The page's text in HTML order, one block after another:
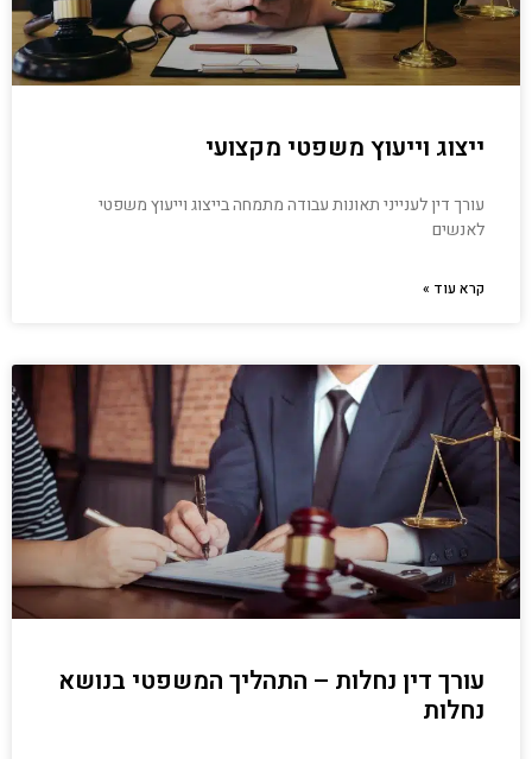
ייצוג וייעוץ משפטי מקצועי
עורך דין לענייני תאונות עבודה מתמחה בייצוג וייעוץ משפטי
לאנשים
קרא עוד »
עורך דין נחלות – התהליך המשפטי בנושא
נחלות